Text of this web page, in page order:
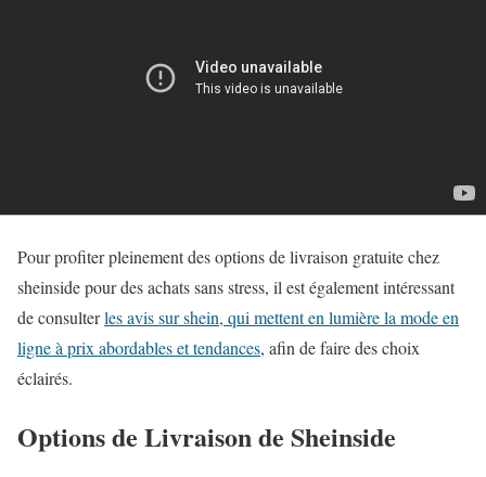
Pour profiter pleinement des options de livraison gratuite chez
sheinside pour des achats sans stress, il est également intéressant
de consulterles avis sur shein, qui mettent en lumière la mode en
ligne à prix abordables et tendances, afin de faire des choix
éclairés.
Options de Livraison de Sheinside